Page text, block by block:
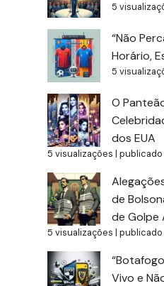
5
“Não
Horário,
5
O
dos EUA
5 visualizações |
de
de Golpe
5 visualizações |publicado
Vivo e